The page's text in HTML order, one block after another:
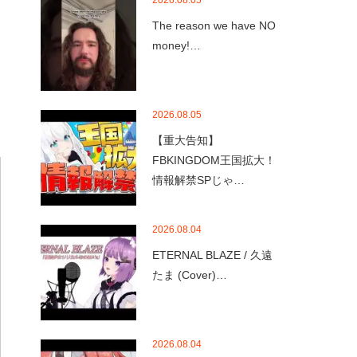
The reason we have NO
money!…
2026.08.05
【重大告知】
FBKINGDOM王国拡大！
情報解禁SPじゃ…
2026.08.04
ETERNAL BLAZE / 久遠
たま (Cover)…
2026.08.04